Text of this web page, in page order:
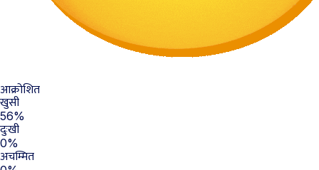
आक्रोशित
खुसी
56%
दुःखी
0%
अचम्मित